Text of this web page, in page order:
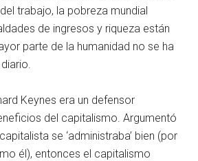
trabajo, la pobreza mundial
de ingresos y riqueza están
parte de la humanidad no se ha
Keynes era un defensor
del capitalismo. Argumentó
se ‘administraba’ bien (por
él), entonces el capitalismo